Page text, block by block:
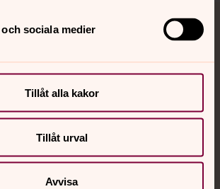
sociala medier
Tillåt alla kakor
Tillåt urval
Avvisa
präst
krisstöd. Prata eller chatta anonymt